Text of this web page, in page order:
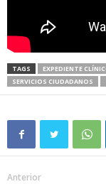
TAGS EXPEDIENTE
SERVICIOS CIUDADANOS
Anterior